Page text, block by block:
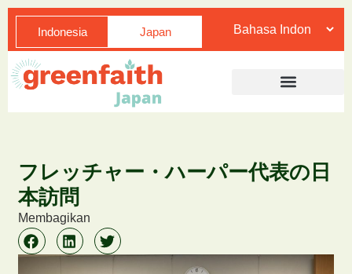
Indonesia Japan
フレッチャー・ハーパー代表の日
本訪問
Membagikan